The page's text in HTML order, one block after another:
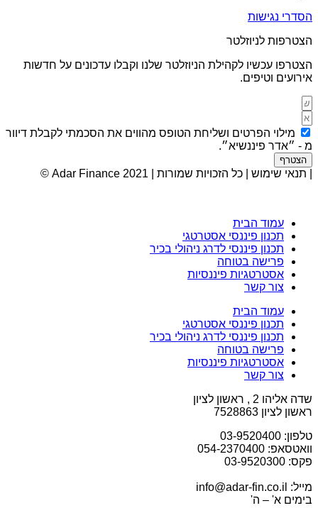
הסדרי נגישות
הצטרפות לניוזלטר
הצטרפו עכשיו לקהילת הניוזלטר שלנו וקבלו עדכונים על חדשות
אירועים וטיפים.
מילוי הפרטים ושליחת הטופס מהווים את הסכמתי לקבלת דיוור
מ - ״אדר פיננשיא״.
הצטרף
| תנאי שימוש | כל הזכויות שמורות | Adar Finance 2021 ©
עמוד הבית
תכנון פיננסי אסטרטגי
תכנון פיננסי לדרג ניהולי בכיר
פרישה בטוחה
אסטרטגיות פיננסיות
צור קשר
עמוד הבית
תכנון פיננסי אסטרטגי
תכנון פיננסי לדרג ניהולי בכיר
פרישה בטוחה
אסטרטגיות פיננסיות
צור קשר
שדה אליהו 2 , ראשון לציון
ראשון לציון 7528863
טלפון: 03-9520400
וואטסאפ: 054-2370400
פקס: 03-9520300
מייל: info@adar-fin.co.il
בימים א' – ה'